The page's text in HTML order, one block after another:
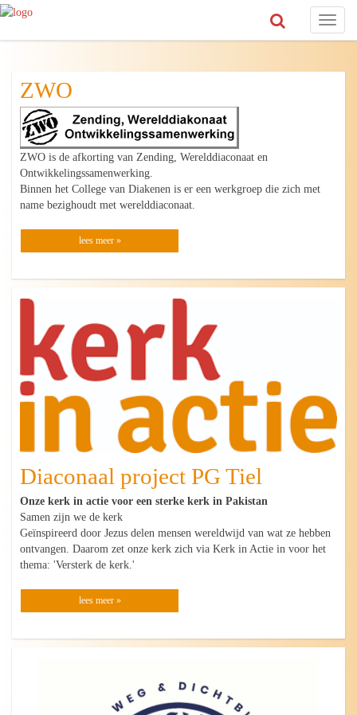
Toggle
ZWO
ZWO is de afkorting van Zending, Werelddiaconaat en
Ontwikkelingssamenwerking.
Binnen het College van Diakenen is er een werkgroep die zich met
name bezighoudt met werelddiaconaat.
lees meer »
Diaconaal project PG Tiel
Onze kerk in actie voor een sterke kerk in Pakistan
Samen zijn we de kerk
Geïnspireerd door Jezus delen mensen wereldwijd van wat ze hebben
ontvangen. Daarom zet onze kerk zich via Kerk in Actie in voor het
thema: 'Versterk de kerk.'
lees meer »